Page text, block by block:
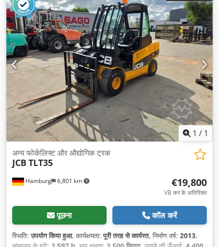
1 / 1
Hamburg 6,801 km
अन्य फोर्कलिफ्ट और औद्योगिक ट्रक
JCB TLT35
€19,800
VB कर के अतिरिक्त
पूछना कॉल करें
स्थिति:उपयोग किया हुआ, कार्यक्षमता:पूरी तरह से कार्यरत, निर्माण वर्ष: 2013,